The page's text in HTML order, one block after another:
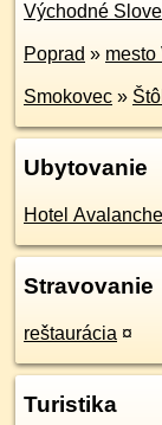
Východné
Poprad » mesto
Smokovec »
Ubytovanie
Hotel Avalanche
Stravovanie
reštaurácia ¤
Turistika